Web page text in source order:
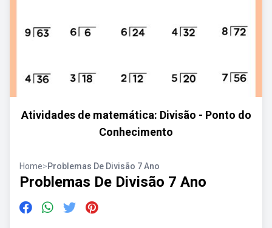
Atividades de matemática: Divisão - Ponto do
Conhecimento
Home>Problemas De Divisão 7 Ano
Problemas De Divisão 7 Ano